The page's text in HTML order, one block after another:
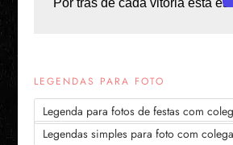
Por trás de cada vitória está
LEGENDAS PARA FOTO
Legenda para fotos de festas com
Legendas simples para foto com